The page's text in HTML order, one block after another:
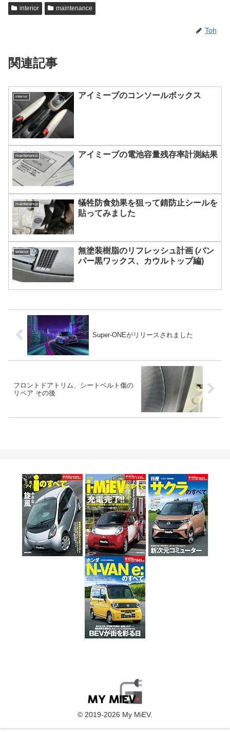
interior maintenance
Toh
関連記事
interior アイミーブのコンソールボックス
maintenance アイミーブの電池容量残存率計測結果
maintenance
犠牲防食効果を狙って錆防止シールを
貼ってみました
exterior
無塗装樹脂のリフレッシュ計画 (バン
パー黒ワックス、カウルトップ編)
Super-ONEがリリースされました
フロントドアトリム、シートベルト傷の
リペア その後
© 2019-2026 My MiEV.